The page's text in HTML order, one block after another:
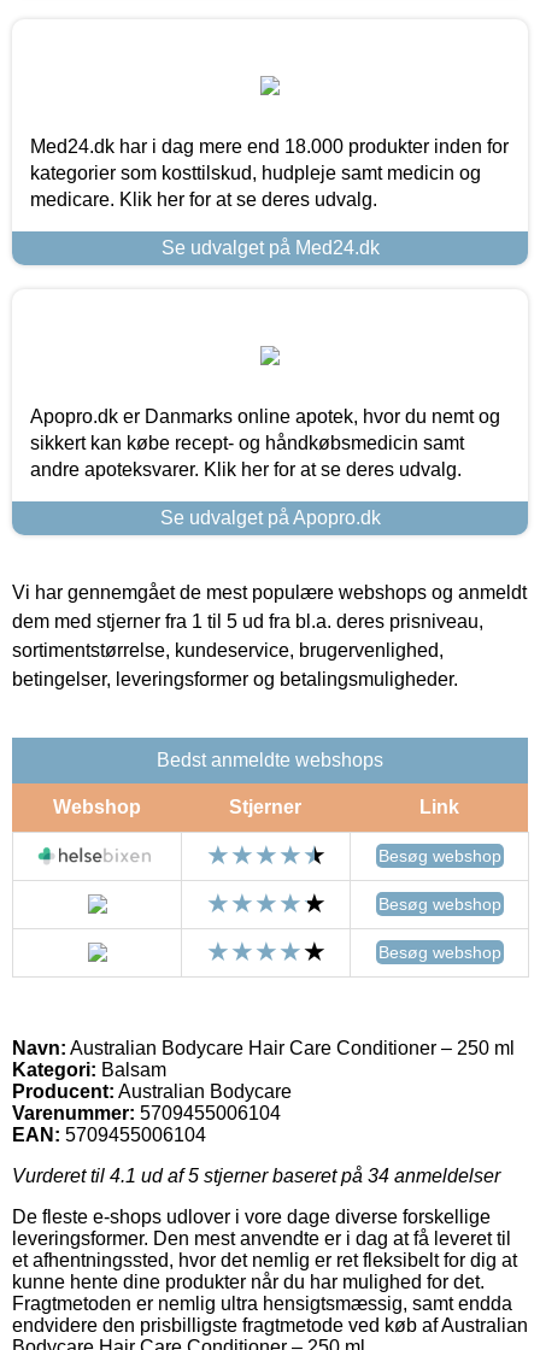
Med24.dk har i dag mere end 18.000 produkter inden for
kategorier som kosttilskud, hudpleje samt medicin og
medicare. Klik her for at se deres udvalg.
Se udvalget på Med24.dk
Apopro.dk er Danmarks online apotek, hvor du nemt og
sikkert kan købe recept- og håndkøbsmedicin samt
andre apoteksvarer. Klik her for at se deres udvalg.
Se udvalget på Apopro.dk
Vi har gennemgået de mest populære webshops og anmeldt
dem med stjerner fra 1 til 5 ud fra bl.a. deres prisniveau,
sortimentstørrelse, kundeservice, brugervenlighed,
betingelser, leveringsformer og betalingsmuligheder.
Bedst anmeldte webshops
Webshop Stjerner Link
Besøg webshop
Besøg webshop
Besøg webshop
Navn: Australian Bodycare Hair Care Conditioner – 250 ml
Kategori: Balsam
Producent: Australian Bodycare
Varenummer: 5709455006104
EAN: 5709455006104
Vurderet til 4.1 ud af 5 stjerner baseret på 34 anmeldelser
De fleste e-shops udlover i vore dage diverse forskellige
leveringsformer. Den mest anvendte er i dag at få leveret til
et afhentningssted, hvor det nemlig er ret fleksibelt for dig at
kunne hente dine produkter når du har mulighed for det.
Fragtmetoden er nemlig ultra hensigtsmæssig, samt endda
endvidere den prisbilligste fragtmetode ved køb af Australian